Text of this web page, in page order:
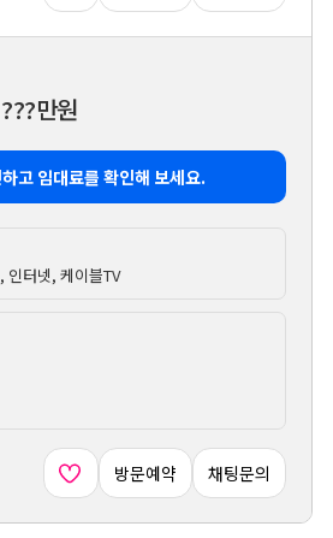
???만원
고 임대료를 확인해 보세요.
인터넷, 케이블TV
방문예약 채팅문의